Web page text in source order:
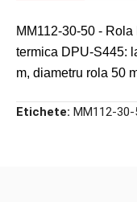
MM112-30-50 -
termica DPU-S445:
m, diametru rola 50
Etichete: MM112-30-